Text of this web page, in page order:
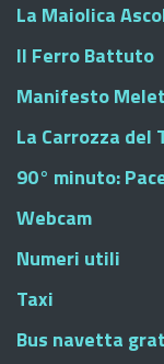
La Maiolica
Il Ferro Battuto
Manifesto
La Carrozza del
90° minuto:
Webcam
Numeri utili
Taxi
Bus navetta